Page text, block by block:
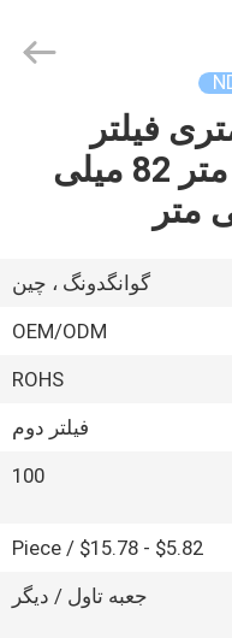
متری فیلتر
ND1000 72 میلی متر 82 میلی
گوانگدونگ ، چین
OEM/ODM
ROHS
فیلتر دوم
100
$5.82 - $15.78 / Piece
جعبه تاول / دیگر